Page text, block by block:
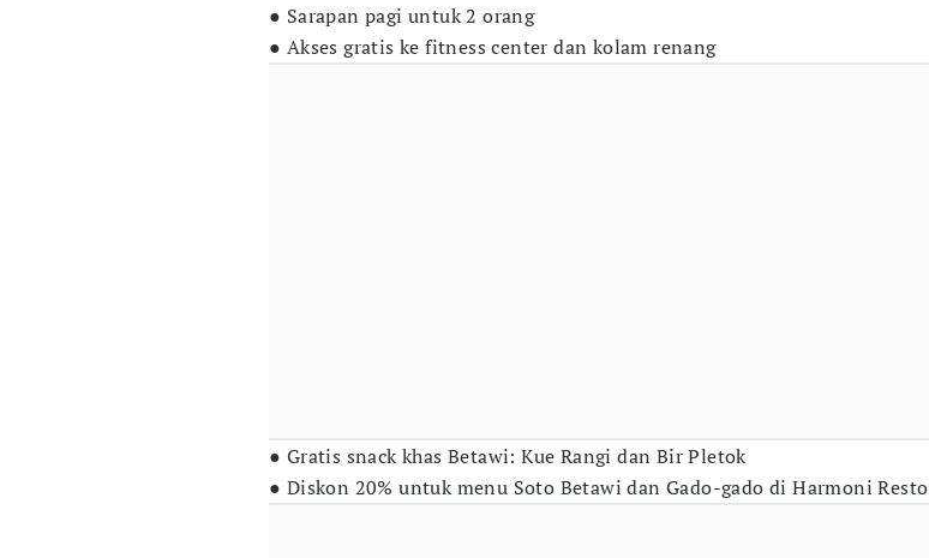
● Sarapan pagi untuk 2 orang
● Akses gratis ke fitness center dan kolam renang
● Gratis snack khas Betawi: Kue Rangi dan Bir Pletok
● Diskon 20% untuk menu Soto Betawi dan Gado-gado di Harmoni Resto